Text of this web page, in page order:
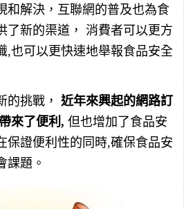
和解決，互聯網的普及也為食
了新的渠道， 消費者可以更方
,也可以更快速地舉報食品安全
的挑戰， 近年來興起的網路訂
來了便利, 但也增加了食品安
保證便利性的同時,確保食品安
課題。